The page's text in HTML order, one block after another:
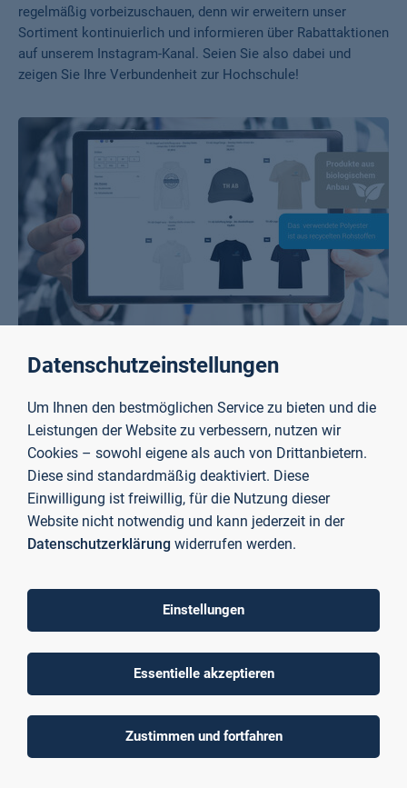
regelmäßig vorbeizuschauen, denn wir erweitern unser
Sortiment kontinuierlich und informieren über Rabattaktionen
auf unserem Instagram-Kanal. Seien Sie also dabei und
zeigen Sie Ihre Verbundenheit zur Hochschule!
Hier gibts Merch der TH Aschaffenburg
Hochschule in Zahlen
Studierende
4.000
Datenschutzeinstellungen
Um Ihnen den bestmöglichen Service zu bieten und die
Leistungen der Website zu verbessern, nutzen wir
Cookies – sowohl eigene als auch von Drittanbietern.
Diese sind standardmäßig deaktiviert. Diese
Einwilligung ist freiwillig, für die Nutzung dieser
Website nicht notwendig und kann jederzeit in der
Datenschutzerklärung widerrufen werden.
Einstellungen
Essentielle akzeptieren
Zustimmen und fortfahren